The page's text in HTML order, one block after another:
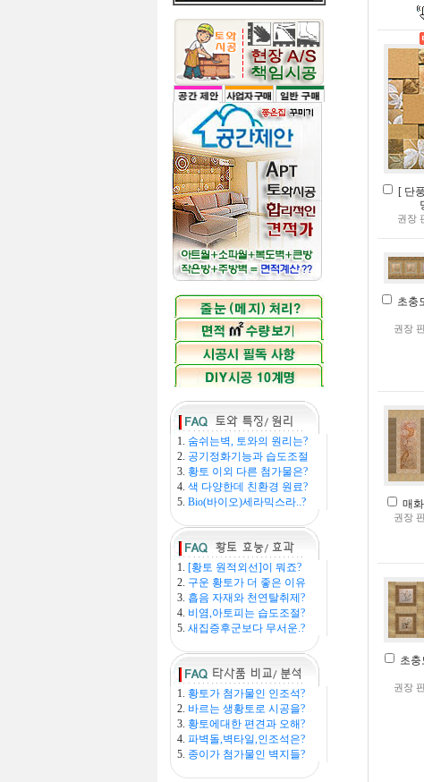
1. 숨쉬는벽, 토와의 원리는?
2. 공기정화기능과 습도조절
3. 황토 이외 다른 첨가물은?
4. 색 다양한데 친환경 원료?
5. Bio(바이오)세라믹스라..?
1. [황토 원적외선]이 뭐죠?
2. 구운 황토가 더 좋은 이유
3. 흡음 자재와 천연탈취제?
4. 비염,아토피는 습도조절?
5. 새집증후군보다 무서운.?
1. 황토가 첨가물인 인조석?
2. 바르는 생황토로 시공을?
3. 황토에대한 편견과 오해?
4. 파벽돌,벽타일,인조석은?
5. 종이가 첨가물인 벽지들?
[ 단
권장
초충
권장
매
권장
초충
권장